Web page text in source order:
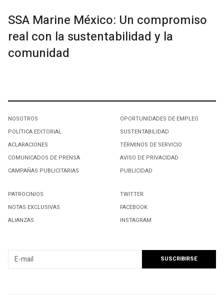
SSA Marine México: Un compromiso
real con la sustentabilidad y la
comunidad
NOSOTROS
POLÍTICA EDITORIAL
ACLARACIONES
COMUNICADOS DE PRENSA
CAMPAÑAS PUBLICITARIAS
OPORTUNIDADES DE EMPLEO
SUSTENTABILIDAD
TÉRMINOS DE SERVICIO
AVISO DE PRIVACIDAD
PUBLICIDAD
PATROCINIOS
NOTAS EXCLUSIVAS
ALIANZAS
TWITTER
FACEBOOK
INSTAGRAM